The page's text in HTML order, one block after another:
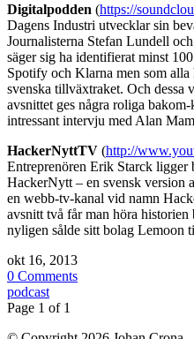
Digitalpodden (https://
Dagens Industri utvecklar sin
Journalisterna Stefan Lundell
säger sig ha identifierat minst
Spotify och Klarna men som alla
svenska tillväxtraket. Och dessa
avsnittet ges några roliga
intressant intervju med Alan
HackerNyttTV (http://
Entreprenören Erik Starck ligger
HackerNytt – en svensk version
en webb-tv-kanal vid namn
avsnitt två får man höra
nyligen sålde sitt bolag Lemoon
okt 16, 2013
0 Comments
podcast
Page 1 of 1